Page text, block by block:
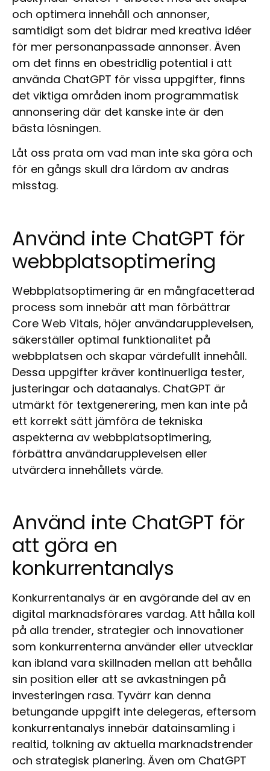
och optimera innehåll och annonser,
samtidigt som det bidrar med kreativa idéer
för mer personanpassade annonser. Även
om det finns en obestridlig potential i att
använda ChatGPT för vissa uppgifter, finns
det viktiga områden inom programmatisk
annonsering där det kanske inte är den
bästa lösningen.
Låt oss prata om vad man inte ska göra och
för en gångs skull dra lärdom av andras
misstag.
Använd inte ChatGPT för
webbplatsoptimering
Webbplatsoptimering är en mångfacetterad
process som innebär att man förbättrar
Core Web Vitals, höjer användarupplevelsen,
säkerställer optimal funktionalitet på
webbplatsen och skapar värdefullt innehåll.
Dessa uppgifter kräver kontinuerliga tester,
justeringar och dataanalys. ChatGPT är
utmärkt för textgenerering, men kan inte på
ett korrekt sätt jämföra de tekniska
aspekterna av webbplatsoptimering,
förbättra användarupplevelsen eller
utvärdera innehållets värde.
Använd inte ChatGPT för
att göra en
konkurrentanalys
Konkurrentanalys är en avgörande del av en
digital marknadsförares vardag. Att hålla koll
på alla trender, strategier och innovationer
som konkurrenterna använder eller utvecklar
kan ibland vara skillnaden mellan att behålla
sin position eller att se avkastningen på
investeringen rasa. Tyvärr kan denna
betungande uppgift inte delegeras, eftersom
konkurrentanalys innebär datainsamling i
realtid, tolkning av aktuella marknadstrender
och strategisk planering. Även om ChatGPT